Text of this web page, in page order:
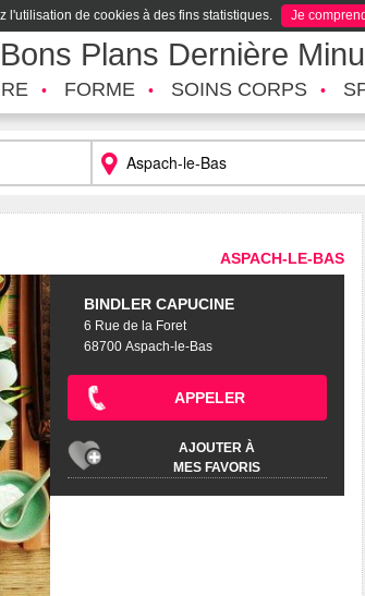
l'utilisation de cookies à des fins statistiques. Je
Bons Plans Dernière
FORME SOINS CORPS
ASPACH-LE-BAS
BINDLER CAPUCINE
6 Rue de la Foret
68700 Aspach-le-Bas
APPELER
AJOUTER À
MES FAVORIS